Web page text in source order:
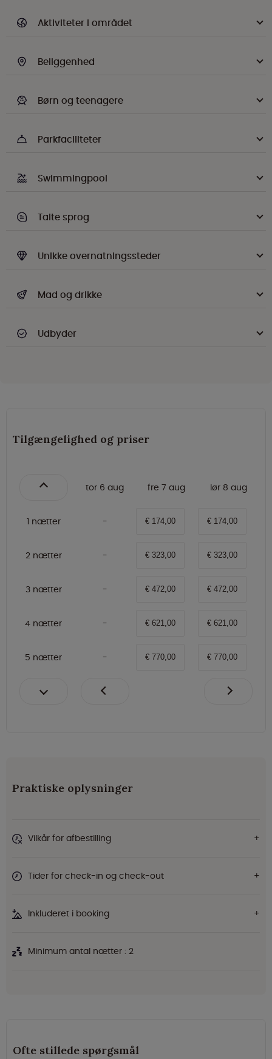
Aktiviteter i området
Beliggenhed
Børn og teenagere
Parkfaciliteter
Swimmingpool
Talte sprog
Unikke overnatningssteder
Mad og drikke
Udbyder
Tilgængelighed og priser
tor 6 aug fre 7 aug lør 8 aug
1 nætter € 174,00 € 174,00
2 nætter € 323,00 € 323,00
3 nætter € 472,00 € 472,00
4 nætter € 621,00 € 621,00
5 nætter € 770,00 € 770,00
Praktiske oplysninger
Vilkår for afbestilling
Tider for check-in og check-out
Inkluderet i booking
Minimum antal nætter : 2
Ofte stillede spørgsmål